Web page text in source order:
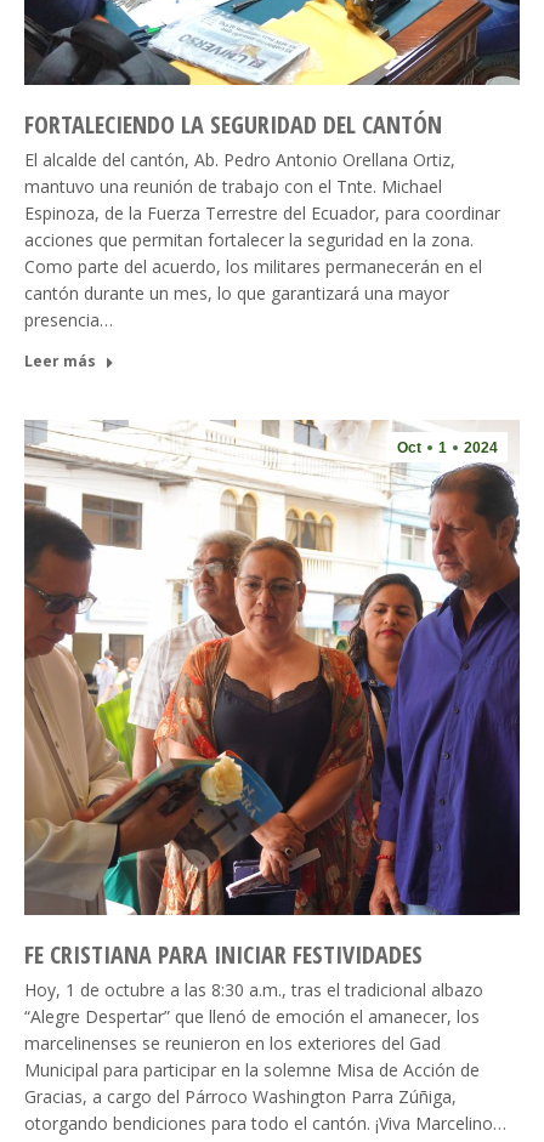
FORTALECIENDO LA SEGURIDAD DEL CANTÓN
El alcalde del cantón, Ab. Pedro Antonio Orellana Ortiz,
mantuvo una reunión de trabajo con el Tnte. Michael
Espinoza, de la Fuerza Terrestre del Ecuador, para coordinar
acciones que permitan fortalecer la seguridad en la zona.
Como parte del acuerdo, los militares permanecerán en el
cantón durante un mes, lo que garantizará una mayor
presencia…
Leer más
Oct 1 2024
FE CRISTIANA PARA INICIAR FESTIVIDADES
Hoy, 1 de octubre a las 8:30 a.m., tras el tradicional albazo
“Alegre Despertar” que llenó de emoción el amanecer, los
marcelinenses se reunieron en los exteriores del Gad
Municipal para participar en la solemne Misa de Acción de
Gracias, a cargo del Párroco Washington Parra Zúñiga,
otorgando bendiciones para todo el cantón. ¡Viva Marcelino…